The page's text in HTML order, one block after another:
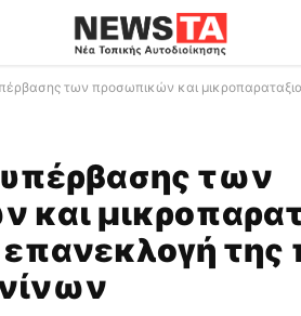
των προσωπικών και
των
και
της